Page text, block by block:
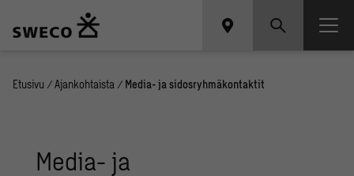
Etusivu / Ajankohtaista / Media- ja sidosryhmäkontaktit
Media- ja